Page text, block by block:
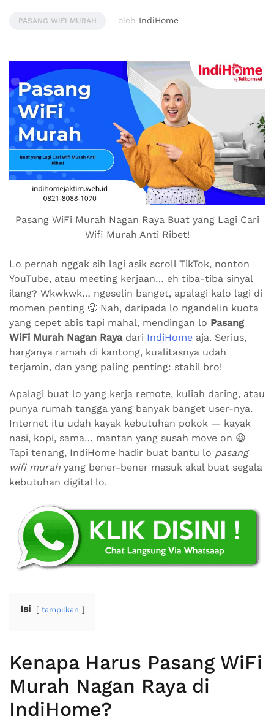
PASANG WIFI MURAH oleh IndiHome
Pasang WiFi Murah Nagan Raya Buat yang Lagi Cari
Wifi Murah Anti Ribet!
Lo pernah nggak sih lagi asik scroll TikTok, nonton
YouTube, atau meeting kerjaan… eh tiba-tiba sinyal
ilang? Wkwkwk… ngeselin banget, apalagi kalo lagi di
momen penting 😤 Nah, daripada lo ngandelin kuota
yang cepet abis tapi mahal, mendingan lo Pasang
WiFi Murah Nagan Rayadari IndiHome aja. Serius,
harganya ramah di kantong, kualitasnya udah
terjamin, dan yang paling penting: stabil bro!
Apalagi buat lo yang kerja remote, kuliah daring, atau
punya rumah tangga yang banyak banget user-nya.
Internet itu udah kayak kebutuhan pokok — kayak
nasi, kopi, sama… mantan yang susah move on 😆
Tapi tenang, IndiHome hadir buat bantu lo pasang
wifi murah yang bener-bener masuk akal buat segala
kebutuhan digital lo.
Isi tampilkan
Kenapa Harus Pasang WiFi
Murah Nagan Raya di
IndiHome?